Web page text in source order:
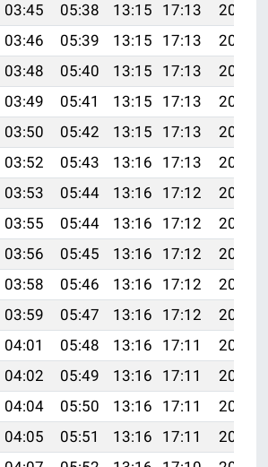
03:45 05:38 13:15 17:13
20:42
03:46 05:39 13:15 17:13
20:41
03:48 05:40 13:15 17:13
20:41
03:49 05:41 13:15 17:13
20:40
03:50 05:42 13:15 17:13
20:39
03:52 05:43 13:16 17:13
20:38
03:53 05:44 13:16 17:12
20:38
03:55 05:44 13:16 17:12
20:37
03:56 05:45 13:16 17:12
20:36
03:58 05:46 13:16 17:12
20:35
03:59 05:47 13:16 17:12
20:34
04:01 05:48 13:16 17:11
20:33
04:02 05:49 13:16 17:11
20:32
04:04 05:50 13:16 17:11
20:31
04:05 05:51 13:16 17:11
20:30